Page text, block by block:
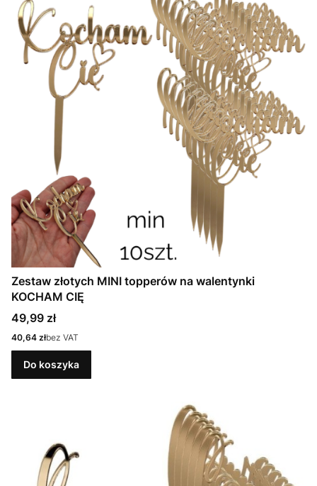
Zestaw złotych MINI topperów na walentynki
KOCHAM CIĘ
Cena
49,99 zł
Cena
40,64 złbez VAT
Do koszyka